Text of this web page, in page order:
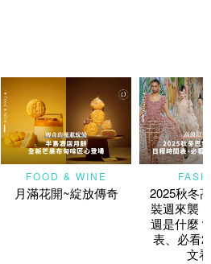
FOOD & WINE
月滿花開~綻放傳奇
2025秋冬
裝週來襲
週是什麼
表、必看
文